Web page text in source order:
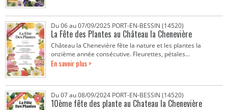
Du 06 au 07/09/2025 PORT-EN-BESSIN (14520)
La Fête des Plantes au Château la Chenevière
Château la Chenevière fête la nature et les plantes la
onzième année consécutive. Fleurettes, pétales...
En savoir plus >
Du 07 au 08/09/2024 PORT-EN-BESSIN (14520)
10ème fête des plante au Chateau la Chenevière